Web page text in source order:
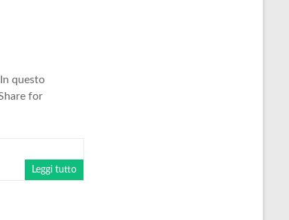
questo
for
Leggi tutto